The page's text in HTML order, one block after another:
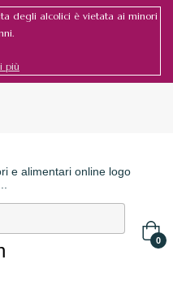
degli alcolici è vietata ai minori
più
0